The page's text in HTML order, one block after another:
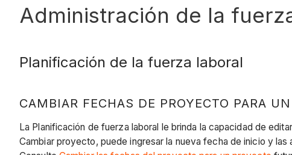
Administración de la
Planificación de la fuerza laboral
CAMBIAR FECHAS DE PROYECTO PARA
La Planificación de fuerza laboral le brinda la capacidad de
Cambiar proyecto, puede ingresar la nueva fecha de inicio y